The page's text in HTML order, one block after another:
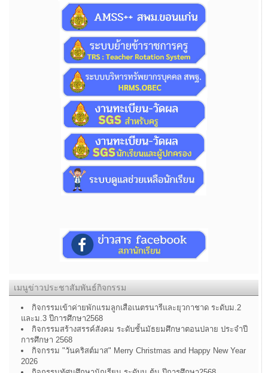
เมนูข่าวประชาสัมพันธ์กิจกรรม
กิจกรรมเข้าค่ายพักแรมลูกเสือเนตรนารีและยุวกาชาด ระดับม.2
และม.3 ปีการศึกษา2568
กิจกรรมสร้างสรรค์สังคม ระดับชั้นมัธยมศึกษาตอนปลาย ประจำปี
การศึกษา 2568
กิจกรรม "วันคริสต์มาส" Merry Christmas and Happy New Year
2026